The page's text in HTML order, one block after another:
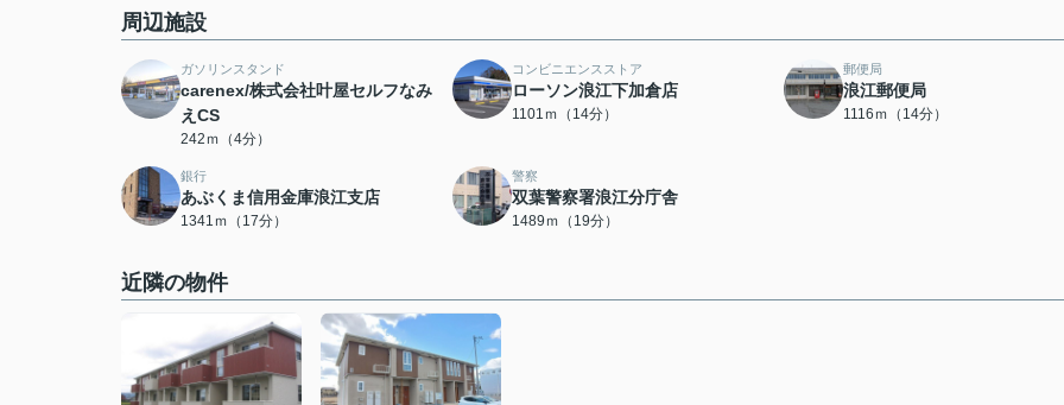
周辺施設
ガソリンスタンド
carenex/株式会社叶屋セルフなみ
えCS
242ｍ（4分）
コンビニエンスストア
ローソン浪江下加倉店
1101ｍ（14分）
郵便局
浪江郵便局
1116ｍ（14分）
銀行
あぶくま信用金庫浪江支店
1341ｍ（17分）
警察
双葉警察署浪江分庁舎
1489ｍ（19分）
近隣の物件